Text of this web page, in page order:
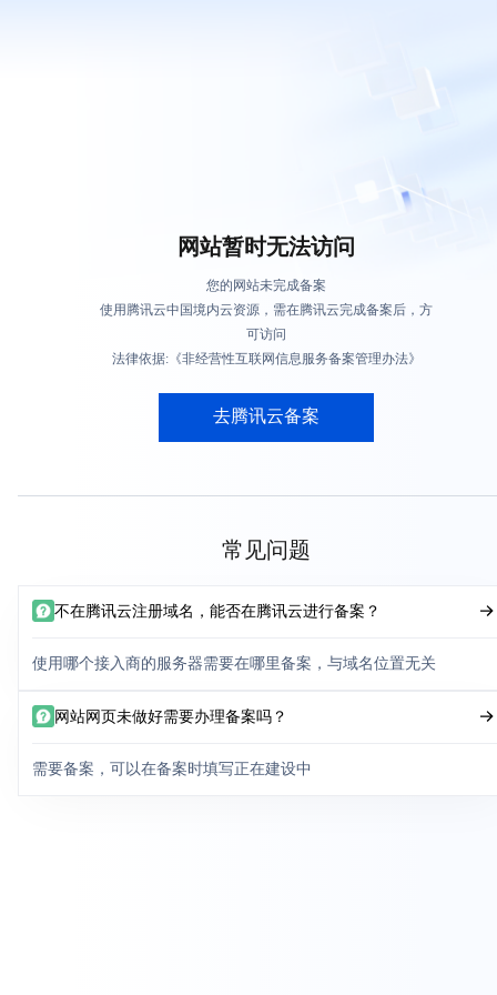
网站暂时无法访问
您的网站未完成备案
使用腾讯云中国境内云资源，需在腾讯云完成备案后，方
可访问
法律依据:《非经营性互联网信息服务备案管理办法》
去腾讯云备案
常见问题
不在腾讯云注册域名，能否在腾讯云进行备案？
使用哪个接入商的服务器需要在哪里备案，与域名位置无关
网站网页未做好需要办理备案吗？
需要备案，可以在备案时填写正在建设中